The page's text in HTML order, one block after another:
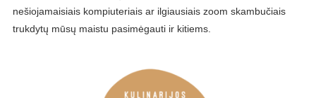
nešiojamaisiais kompiuteriais ar ilgiausiais zoom skambučiais
trukdytų mūsų maistu pasimėgauti ir kitiems.